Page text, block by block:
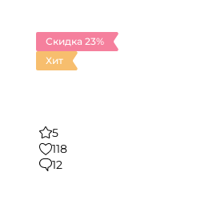
Скидка 23%
Хит
5
118
12